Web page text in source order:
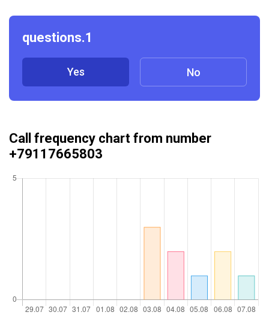
questions.1
Yes No
Call frequency chart from number
+79117665803